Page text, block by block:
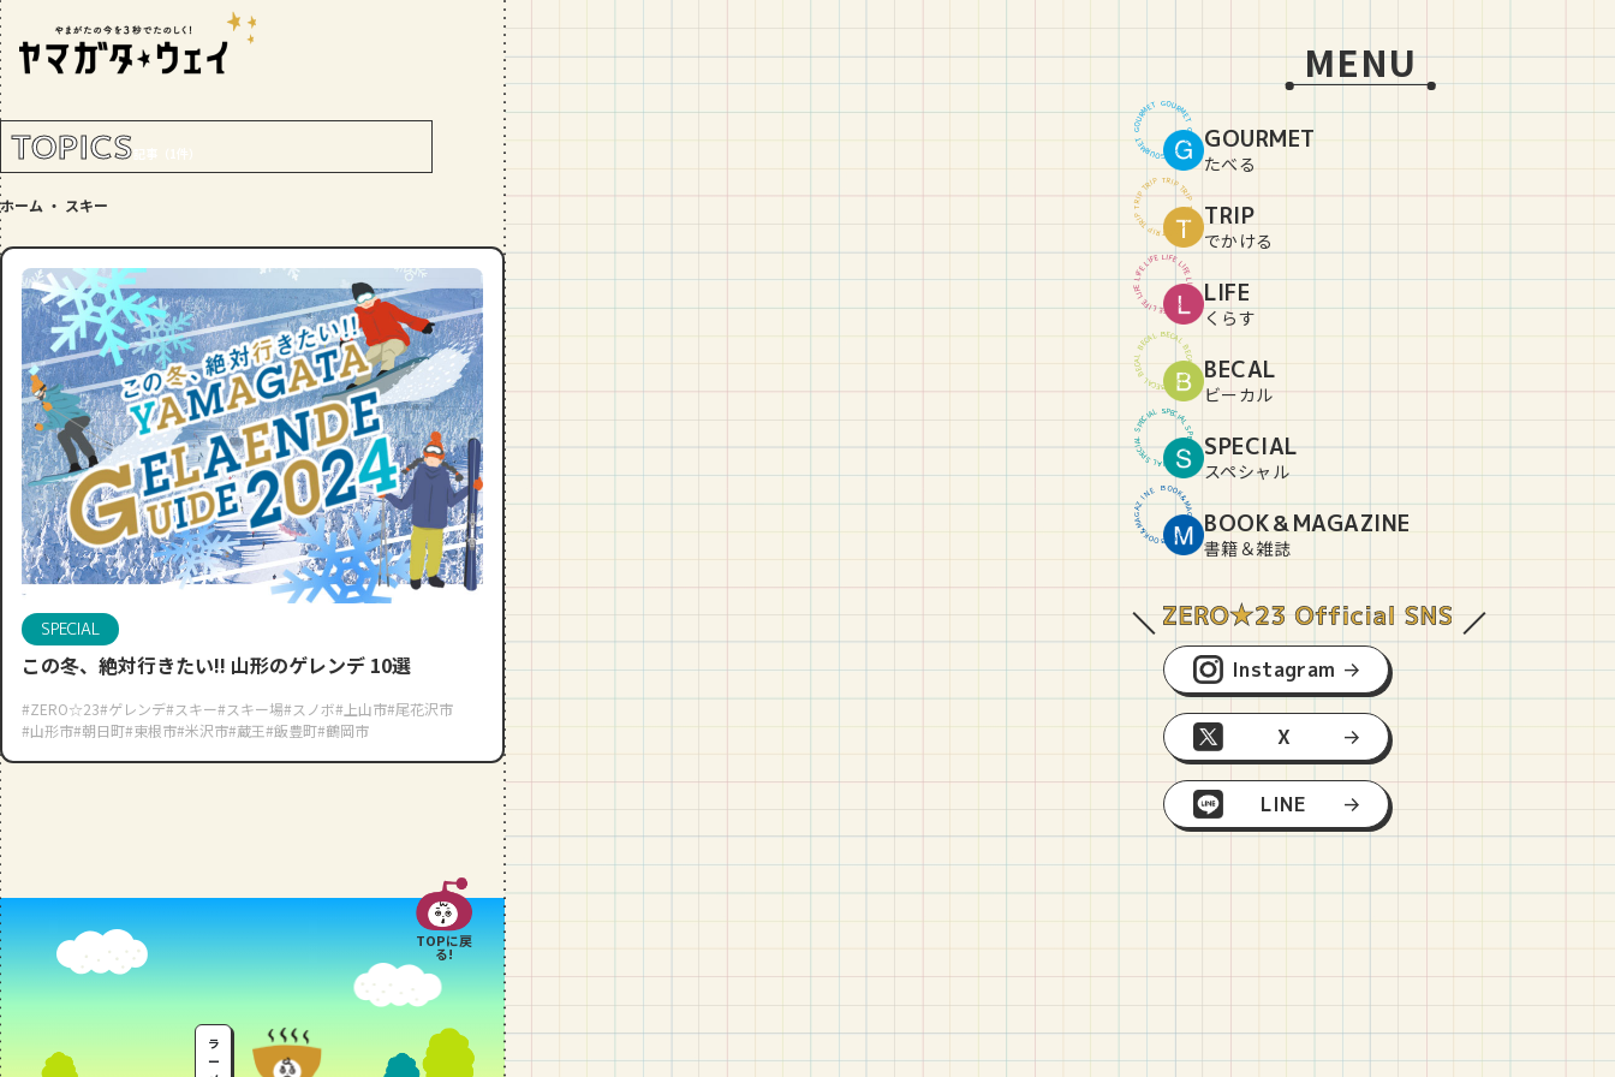
RANKING!
GOURMET
おすすめ！山形のそば【23選】地元民
の人気ランキング付！～日刊ヤマガタ
ウェイが厳選
GOURMET
【お肉をやわらかくする方法10選】結
局何が効果的？～おすすめのお取り寄
せセットも！
TRIP
【写真付き】山寺の階段はきつい？階
段数や所要時間をご紹介！
元民が選ぶランキングBEST５付き！
MENU
GOURME
T
G
O
U
R
M
E
T
G
O
U
R
M
E
T
G
O
U
RMET
GOURMET
たべる
TRIPT
RI
P
T
R
P
T
R
T
R
I
P
T
R
I
P
T
R
I
P
T
RIP
TRIP
でかける
LIFEL
IF
E
L
F
L
I
FE
F
E
L
I
F
E
L
I
F
E
L
IF
E
LIFE
LIFE
くらす
BECA
L
BE
C
A
L
B
E
C
A
B
E
C
A
L
B
E
C
A
L
BE
CAL
BECAL
ビーカル
SPECI
A
L
SP
E
C
A
L
S
P
CI
A
L
S
P
E
C
I
A
L
SP
E
CIAL
SPECIAL
スペシャル
BOOK
&M
A
G
A
Z
I
N
E
B
O
O
K
&
M
A
G
A
Z
I
NE
BOOK＆MAGAZINE
書籍＆雑誌
Instagram
X
LINE
TOPICS記事（1件）
ホーム ・ スキー
SPECIAL
この冬、絶対行きたい!! 山形のゲレンデ 10選
#ZERO☆23#ゲレンデ#スキー#スキー場#スノボ#上山市#尾花沢市
#山形市#朝日町#東根市#米沢市#蔵王#飯豊町#鶴岡市
TOPに戻
る!
ラ
ー